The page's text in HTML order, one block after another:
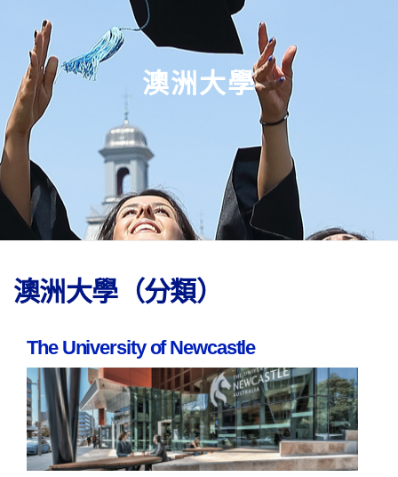
澳洲大學
澳洲大學（分類）
The University of Newcastle